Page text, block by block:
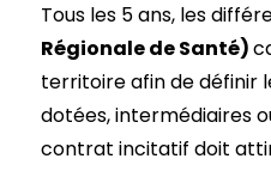
Tous les 5 ans, les
Régionale de Santé)
territoire afin de définir
dotées, intermédiaires
contrat incitatif doit